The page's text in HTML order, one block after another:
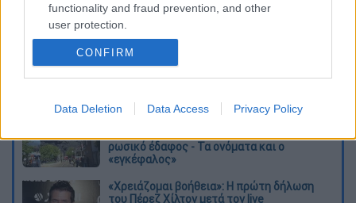
functionality and fraud prevention, and other
user protection.
CONFIRM
Data Deletion Data Access Privacy Policy
Διαβάστε ακόμη
Σοκαριστικό βίντεο από το τροχαίο στις
Σέρρες που σκοτώθηκαν μητέρα και γιος:
Το ΙΧ πέφτει πάνω στο φορτηγό
ρωσικό έδαφος - Τα ονόματα και ο
«εγκέφαλος»
«Χρειάζομαι βοήθεια»: Η πρώτη δήλωση
του Πέρεζ Χίλτον μετά τον live